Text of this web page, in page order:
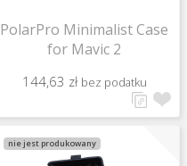
PolarPro Minimalist Case
for Mavic 2
144,63 zł bez podatku
nie jest produkowany